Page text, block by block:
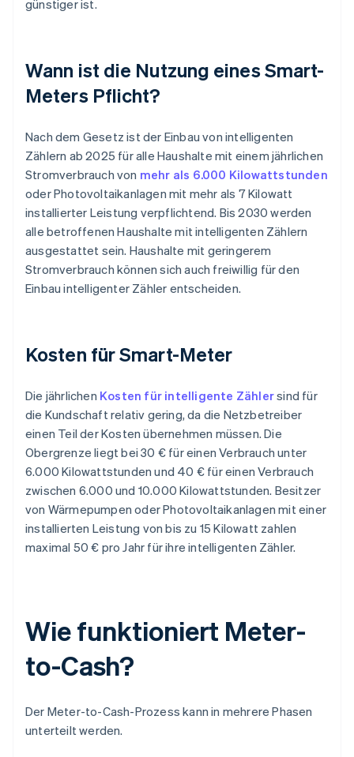
günstiger ist.
Wann ist die Nutzung eines Smart-
Meters Pflicht?
Nach dem Gesetz ist der Einbau von intelligenten
Zählern ab 2025 für alle Haushalte mit einem jährlichen
Stromverbrauch von mehr als 6.000 Kilowattstunden
oder Photovoltaikanlagen mit mehr als 7 Kilowatt
installierter Leistung verpflichtend. Bis 2030 werden
alle betroffenen Haushalte mit intelligenten Zählern
ausgestattet sein. Haushalte mit geringerem
Stromverbrauch können sich auch freiwillig für den
Einbau intelligenter Zähler entscheiden.
Kosten für Smart-Meter
Die jährlichen Kosten für intelligente Zählersind für
die Kundschaft relativ gering, da die Netzbetreiber
einen Teil der Kosten übernehmen müssen. Die
Obergrenze liegt bei 30 € für einen Verbrauch unter
6.000 Kilowattstunden und 40 € für einen Verbrauch
zwischen 6.000 und 10.000 Kilowattstunden. Besitzer
von Wärmepumpen oder Photovoltaikanlagen mit einer
installierten Leistung von bis zu 15 Kilowatt zahlen
maximal 50 € pro Jahr für ihre intelligenten Zähler.
Wie funktioniert Meter-
to-Cash?
Der Meter-to-Cash-Prozess kann in mehrere Phasen
unterteilt werden.